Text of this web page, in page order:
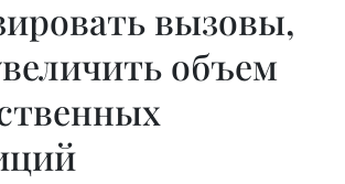
вызовы,
объем